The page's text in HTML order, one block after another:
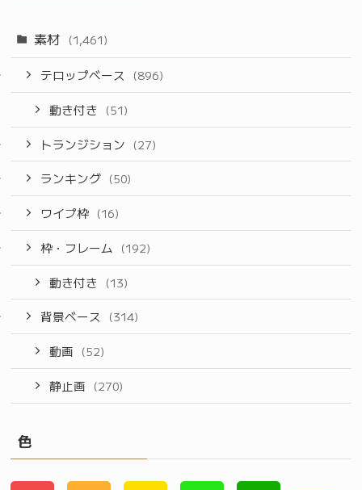
素材 (1,461)
テロップベース (896)
動き付き (51)
トランジション (27)
ランキング (50)
ワイプ枠 (16)
枠・フレーム (192)
動き付き (13)
背景ベース (314)
動画 (52)
静止画 (270)
色